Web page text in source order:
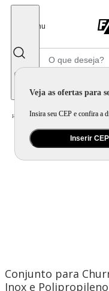
Menu
Veja as ofertas para
Insira seu CEP e confira a
Inserir CEP
Home Utilidade Doméstica Churrasco
Conjunto para
Inox e Polipropileno